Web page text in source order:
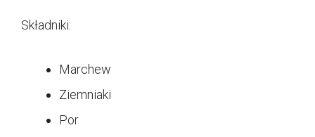
Składniki:
Marchew
Ziemniaki
Por